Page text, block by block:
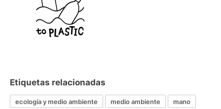
Etiquetas relacionadas
ecología y medio ambiente medio ambiente
mano